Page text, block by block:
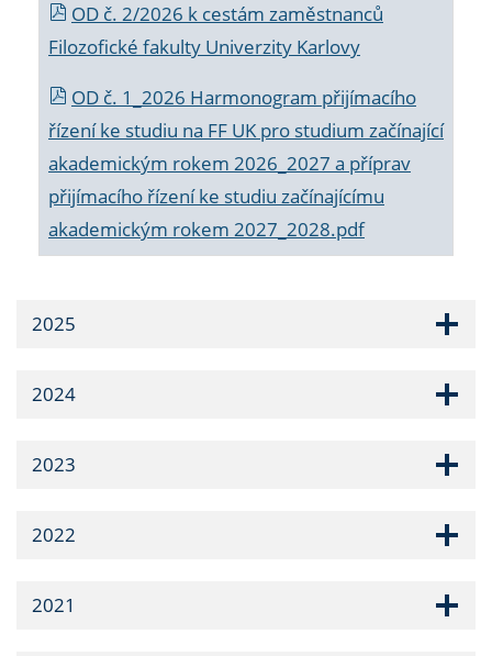
OD č. 2/2026 k cestám zaměstnanců
Filozofické fakulty Univerzity Karlovy
OD č. 1_2026 Harmonogram přijímacího
řízení ke studiu na FF UK pro studium začínající
akademickým rokem 2026_2027 a příprav
přijímacího řízení ke studiu začínajícímu
akademickým rokem 2027_2028.pdf
2025
2024
2023
2022
2021